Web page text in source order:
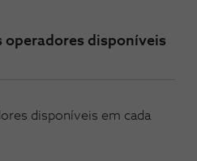
operadores disponíveis
disponíveis em cada